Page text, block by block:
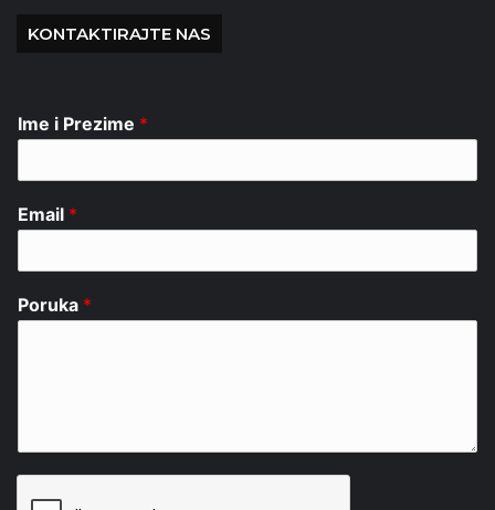
KONTAKTIRAJTE NAS
Ime i Prezime *
Email *
Poruka *